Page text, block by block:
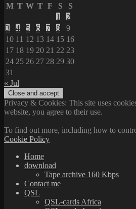
M T W T F S
S
1
2
3
4 5 6 7 8
9
10 11 12 13 14 15 16
17 18 19 20 21 22 23
24 25 26 27 28 29 30
31
« Jul
Privacy & Cookies: This site uses
website, you agree to their use.
To find out more, including how to
Cookie Policy
Home
download
Tape archive 160 Kbps
Contact me
QSL
QSL-cards Africa